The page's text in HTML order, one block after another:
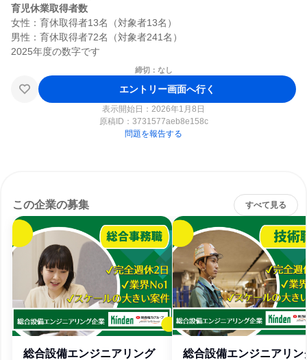
育児休業取得者数
女性：育休取得者13名（対象者13名）
男性：育休取得者72名（対象者241名）
締切：なし
エントリー画面へ行く
表示開始日：2026年1月8日
原稿ID： 3731577aeb8e158c
問題を報告する
この企業の募集 すべて見る
総合設備エンジニアリング
総合設備エンジニアリン